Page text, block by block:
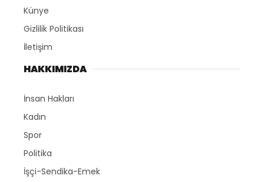
Künye
Gizlilik Politikası
İletişim
HAKKIMIZDA
İnsan Hakları
Kadın
Spor
Politika
İşçi-Sendika-Emek